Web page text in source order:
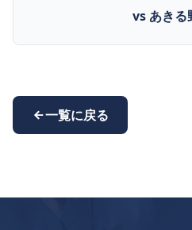
vs あき
一覧に戻る